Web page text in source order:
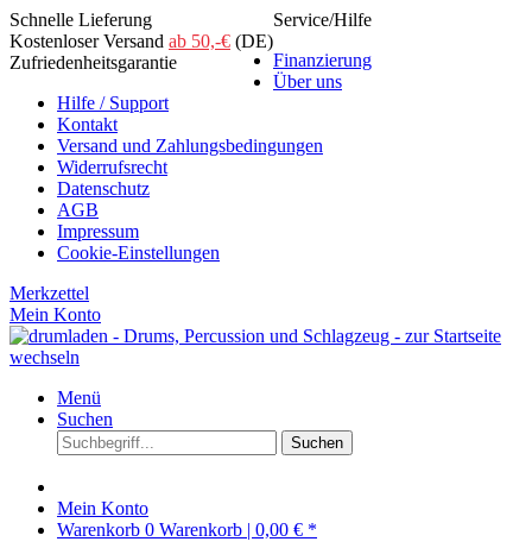
Schnelle Lieferung
Kostenloser Versand ab 50,-€ (DE)
Zufriedenheitsgarantie
Service/Hilfe
Finanzierung
Über uns
Hilfe / Support
Kontakt
Versand und Zahlungsbedingungen
Widerrufsrecht
Datenschutz
AGB
Impressum
Cookie-Einstellungen
Merkzettel
Mein Konto
Menü
Suchen
Suchen
Mein Konto
Warenkorb 0 Warenkorb | 0,00 € *